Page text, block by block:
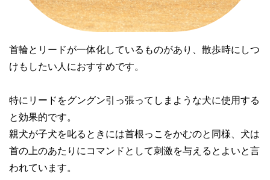
首輪とリードが一体化しているものがあり、散歩時にしつ
けもしたい人におすすめです。
特にリードをグングン引っ張ってしまような犬に使用する
と効果的です。
親犬が子犬を叱るときには首根っこをかむのと同様、犬は
首の上のあたりにコマンドとして刺激を与えるとよいと言
われています。